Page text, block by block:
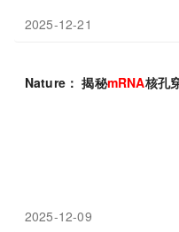
2025-12-21
Nature： 揭秘mRNA核孔
2025-12-09